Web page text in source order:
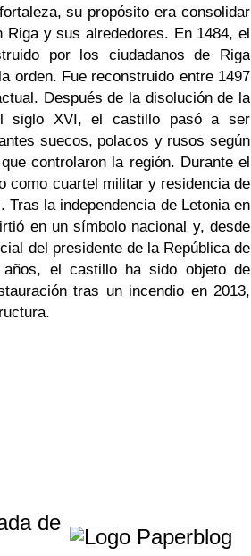
su propósito era consolidar
Riga y sus alrededores. En 1484, el
por los ciudadanos de Riga
orden. Fue reconstruido entre 1497
Después de la disolución de la
siglo XVI, el castillo pasó a ser
suecos, polacos y rusos según
controlaron la región. Durante el
como cuartel militar y residencia de
Tras la independencia de Letonia en
en un símbolo nacional y, desde
del presidente de la República de
el castillo ha sido objeto de
tras un incendio en 2013,
de